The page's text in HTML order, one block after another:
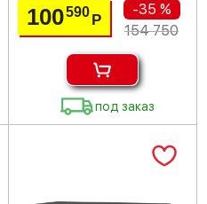
100590 Р
-35 %
154 750
под заказ